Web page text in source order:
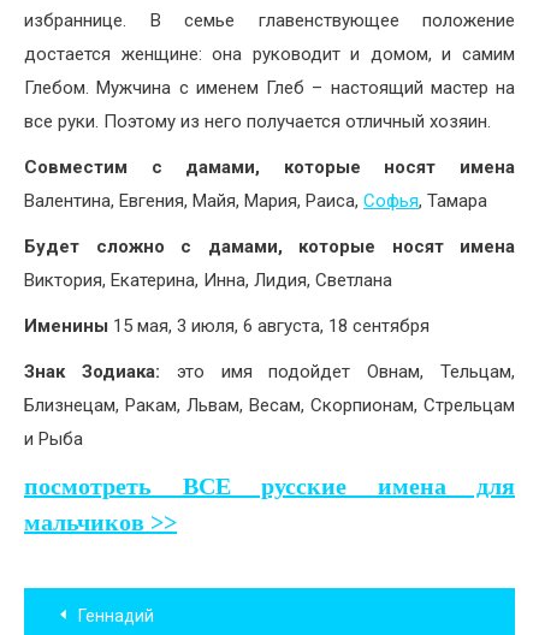
избраннице. В семье главенствующее положение
достается женщине: она руководит и домом, и самим
Глебом. Мужчина с именем Глеб – настоящий мастер на
все руки. Поэтому из него получается отличный хозяин.
Совместим с дамами, которые носят имена
Валентина, Евгения, Майя, Мария, Раиса, Софья, Тамара
Будет сложно с дамами, которые носят имена
Виктория, Екатерина, Инна, Лидия, Светлана
Именины 15 мая, 3 июля, 6 августа, 18 сентября
Знак Зодиака: это имя подойдет Овнам, Тельцам,
Близнецам, Ракам, Львам, Весам, Скорпионам, Стрельцам
и Рыба
посмотреть ВСЕ русские имена для
мальчиков >>
Навигация
Геннадий